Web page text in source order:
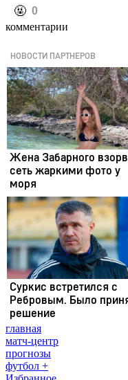
️🤬 0
комментарии
главная
матч-центр
прогнозы
футбол +